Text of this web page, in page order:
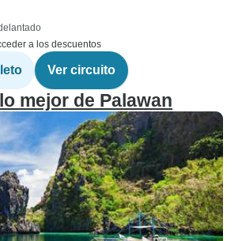
a los descuentos
Ver circuito
mejor de Palawan